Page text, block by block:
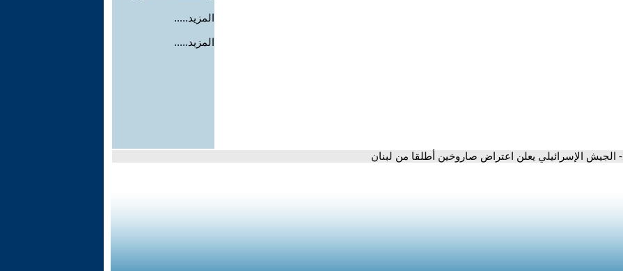
المزيد.....
المزيد.....
- الجيش الإسرائيلي يعلن اعتراض صاروخين أطلقا من لبنان